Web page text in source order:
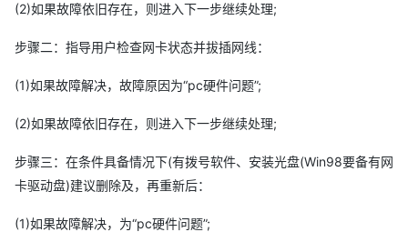
(2)如果故障依旧存在，则进入下一步继续处理;
步骤二：指导用户检查网卡状态并拔插网线：
(1)如果故障解决，故障原因为“pc硬件问题”;
(2)如果故障依旧存在，则进入下一步继续处理;
步骤三：在条件具备情况下(有拨号软件、安装光盘(Win98要备有网
卡驱动盘)建议删除及，再重新后：
(1)如果故障解决，为“pc硬件问题”;